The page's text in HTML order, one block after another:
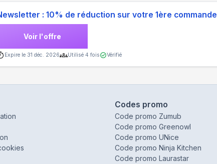
: 10% de réduction sur votre 1ère commande
Voir l'offre
Expire le 31 déc. 2026 Utilisé4 fois Vérifié
Codes promo
Code promo Zumub
Code promo Greenowl
Code promo UNice
Code promo Ninja Kitchen
Code promo Laurastar